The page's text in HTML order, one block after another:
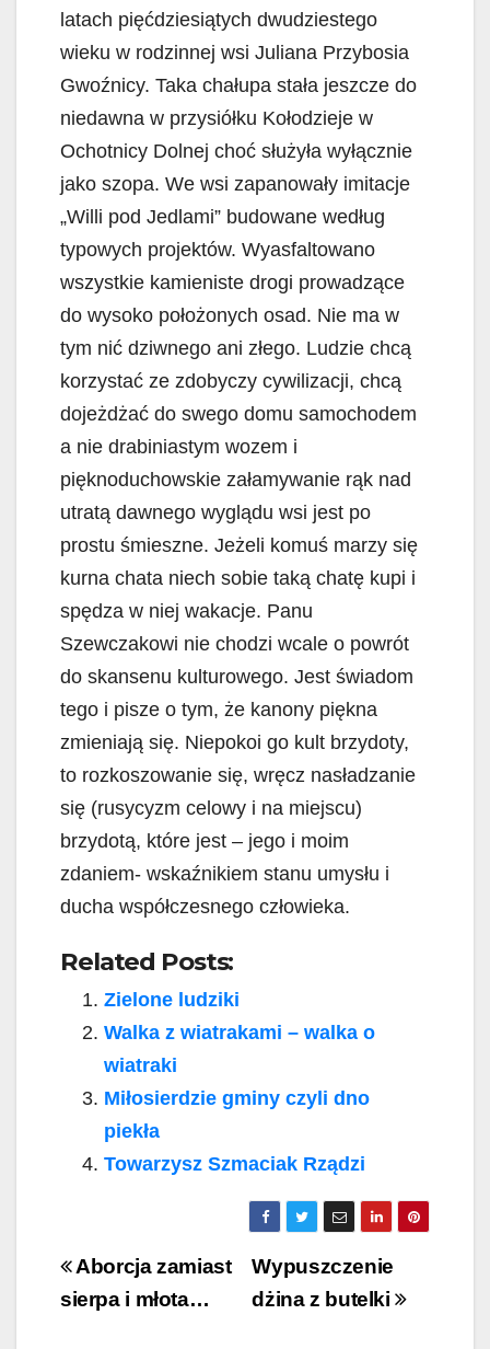
latach pięćdziesiątych dwudziestego
wieku w rodzinnej wsi Juliana Przybosia
Gwoźnicy. Taka chałupa stała jeszcze do
niedawna w przysiółku Kołodzieje w
Ochotnicy Dolnej choć służyła wyłącznie
jako szopa. We wsi zapanowały imitacje
„Willi pod Jedlami” budowane według
typowych projektów. Wyasfaltowano
wszystkie kamieniste drogi prowadzące
do wysoko położonych osad. Nie ma w
tym nić dziwnego ani złego. Ludzie chcą
korzystać ze zdobyczy cywilizacji, chcą
dojeżdżać do swego domu samochodem
a nie drabiniastym wozem i
pięknoduchowskie załamywanie rąk nad
utratą dawnego wyglądu wsi jest po
prostu śmieszne. Jeżeli komuś marzy się
kurna chata niech sobie taką chatę kupi i
spędza w niej wakacje. Panu
Szewczakowi nie chodzi wcale o powrót
do skansenu kulturowego. Jest świadom
tego i pisze o tym, że kanony piękna
zmieniają się. Niepokoi go kult brzydoty,
to rozkoszowanie się, wręcz nasładzanie
się (rusycyzm celowy i na miejscu)
brzydotą, które jest – jego i moim
zdaniem- wskaźnikiem stanu umysłu i
ducha współczesnego człowieka.
Related Posts:
Zielone ludziki
Walka z wiatrakami – walka o
wiatraki
Miłosierdzie gminy czyli dno
piekła
Towarzysz Szmaciak Rządzi
Post
navigation
Wypuszczenie
dżina z butelki
Aborcja zamiast
sierpa i młota…